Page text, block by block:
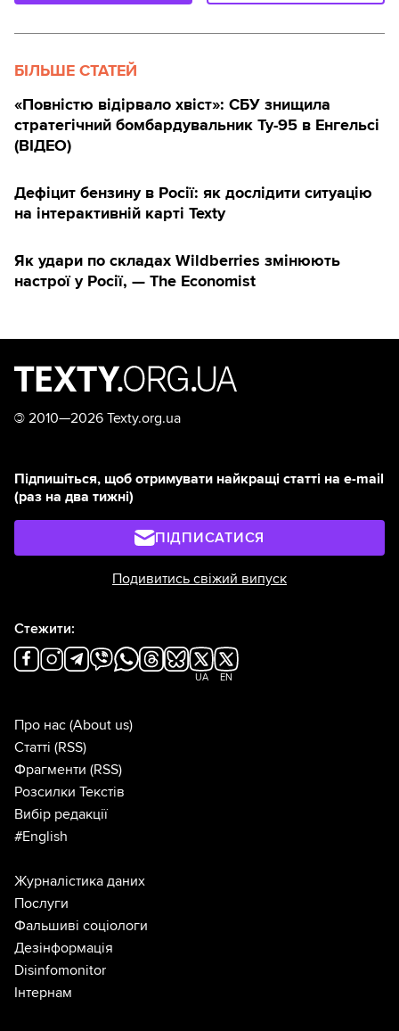
БІЛЬШЕ СТАТЕЙ
«Повністю відірвало хвіст»: СБУ знищила
стратегічний бомбардувальник Ту-95 в Енгельсі
(ВІДЕО)
Дефіцит бензину в Росії: як дослідити ситуацію
на інтерактивній карті Texty
Як удари по складах Wildberries змінюють
настрої у Росії, — The Economist
© 2010—2026 Texty.org.ua
Підпишіться, щоб отримувати найкращі статті на e-mail
(раз на два тижні)
ПІДПИСАТИСЯ
Подивитись свіжий випуск
Стежити:
UA EN
Про нас (About us)
Статті (RSS)
Фрагменти (RSS)
Розсилки Текстів
Вибір редакції
#English
Журналістика даних
Послуги
Фальшиві соціологи
Дезінформація
Disinfomonitor
Інтернам